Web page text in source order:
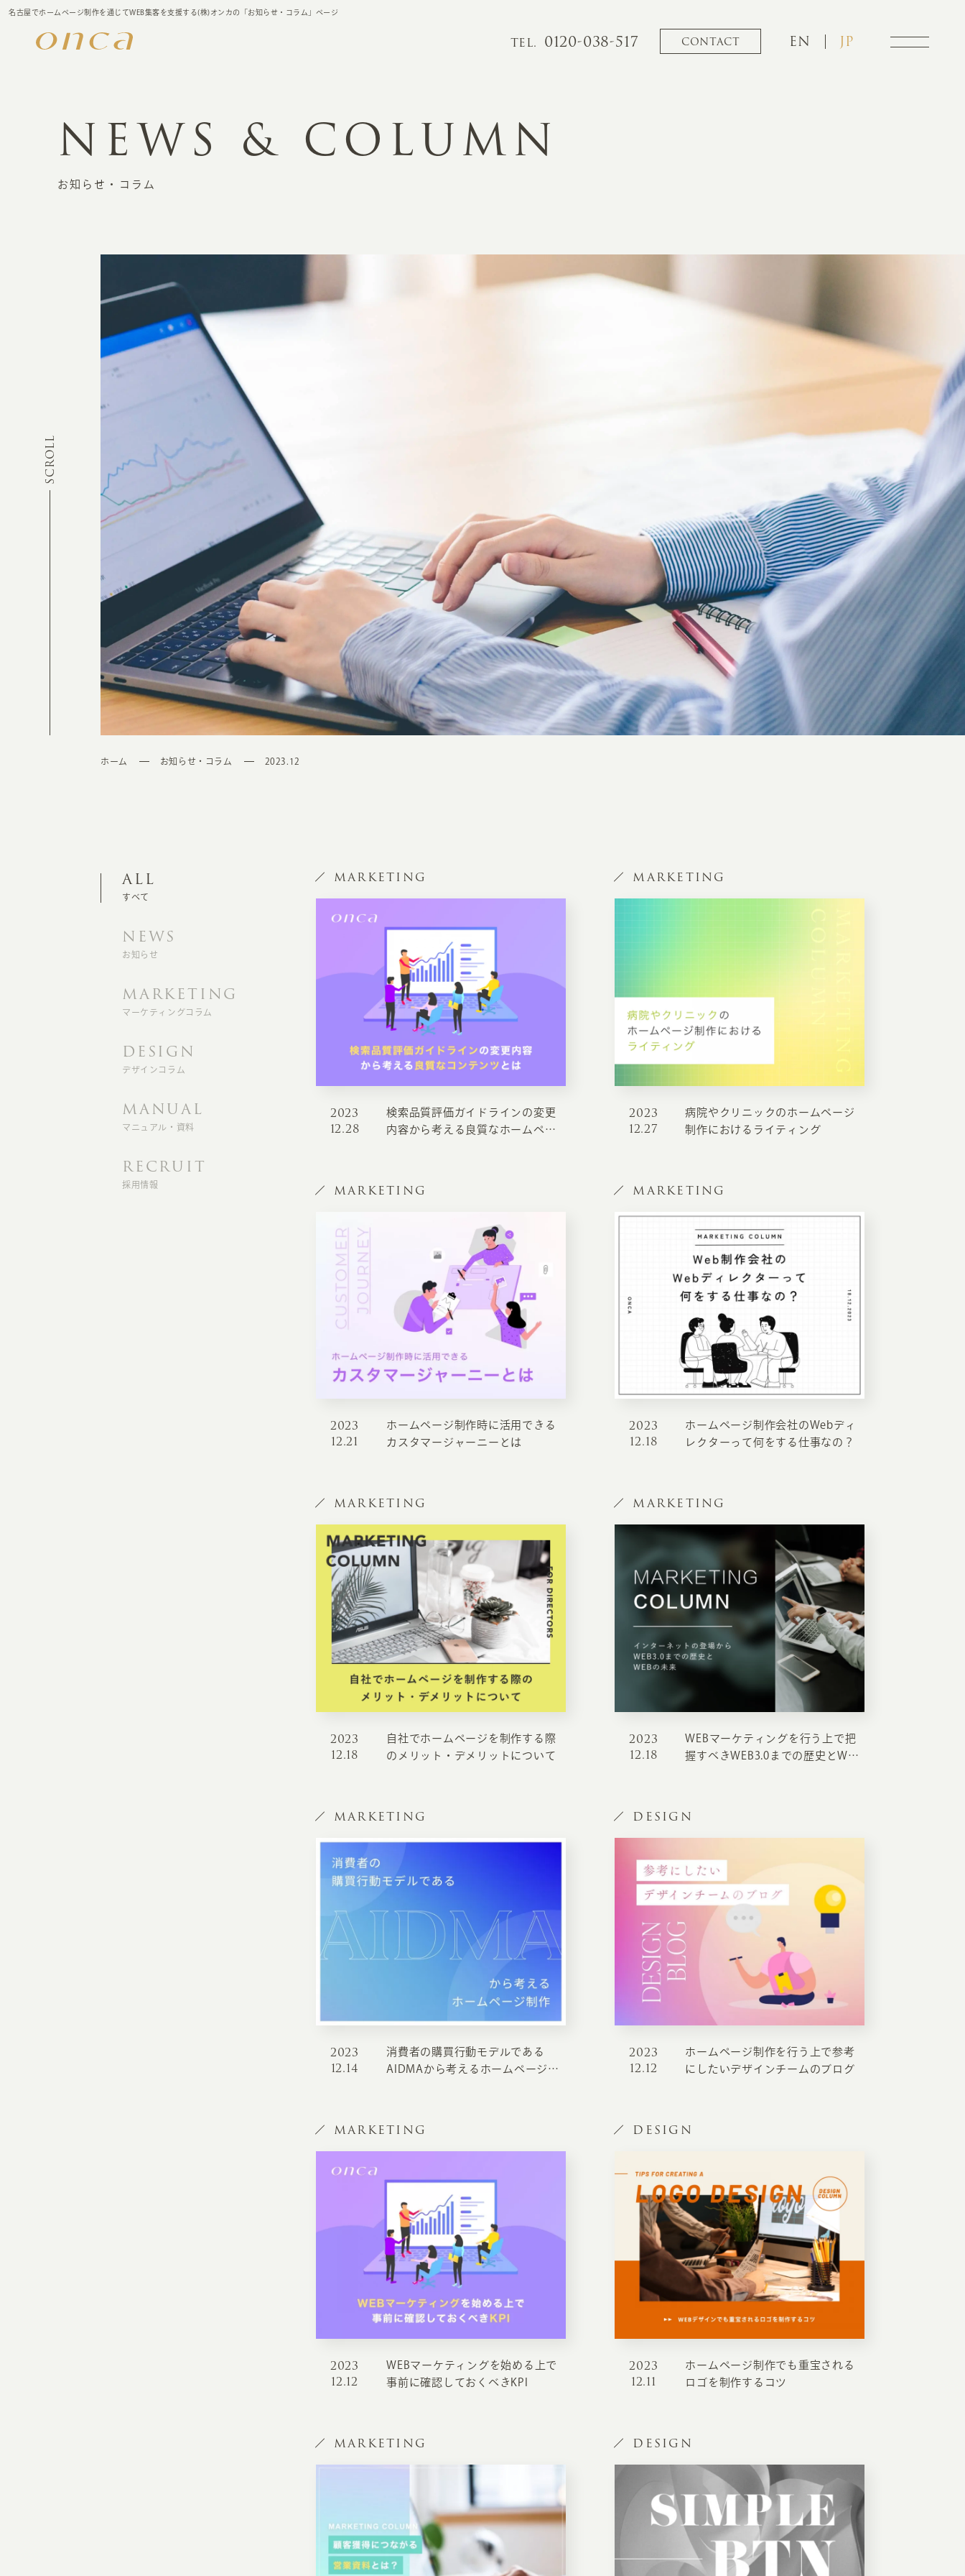
名古屋でホームページ制作を通じてWEB集客を支援する(株)オンカの「お知らせ・コラム」ページ
TEL. 0120-038-517 CONTACT EN JP
INFORMATION
制作実績
ホームページ集客の重要性
よくある質問
お客様の声
ホームページ制作の流れ
お知らせ・コラム
ABOUT
オフィス紹介・会社概要
CREATION
クライアント専属チームによる戦略会議
WEB専門のライターがすべての原稿を執筆
コンバージョン率・UI/UXを高めるデザイン
最新かつ正しい方法のSEO対策
あらゆる閲覧環境を想定した レスポンシブデザイン
MARKETING
ユーザーをファン化するコンテンツマーケティング
特定のターゲットに的確に訴求する
ターゲットの属性にあわせて訴求するSNS広告
NEWS & COLUMN
お知らせ・コラム
SCROLL
ホーム お知らせ・コラム 2023.12
ALL
すべて
NEWS
お知らせ
MARKETING
マーケティングコラム
DESIGN
デザインコラム
MANUAL
マニュアル・資料
RECRUIT
採用情報
MARKETING
2023
12.28
検索品質評価ガイドラインの変更
内容から考える良質なホームペー
MARKETING
2023
12.27
病院やクリニックのホームページ
制作におけるライティング
MARKETING
2023
12.21
ホームページ制作時に活用できる
カスタマージャーニーとは
MARKETING
2023
12.18
ホームページ制作会社のWebディ
レクターって何をする仕事なの？
MARKETING
2023
12.18
自社でホームページを制作する際
のメリット・デメリットについて
MARKETING
2023
12.18
WEBマーケティングを行う上で把
握すべきWEB3.0までの歴史とWEB
MARKETING
2023
12.14
消費者の購買行動モデルである
AIDMAから考えるホームページ制
DESIGN
2023
12.12
ホームページ制作を行う上で参考
にしたいデザインチームのブログ
MARKETING
2023
12.12
WEBマーケティングを始める上で
事前に確認しておくべきKPI
DESIGN
2023
12.11
ホームページ制作でも重宝される
ロゴを制作するコツ
MARKETING DESIGN